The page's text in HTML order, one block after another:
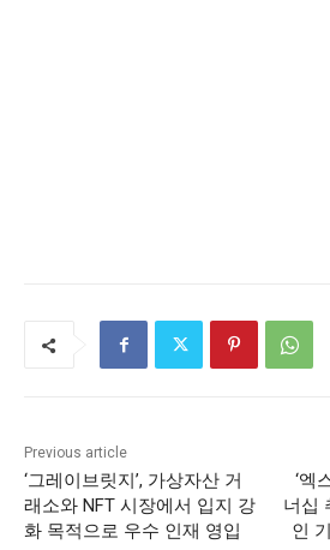
Previous article
‘그레이브릿지’, 가상자산 거
래소와 NFT 시장에서 입지 강
화 목적으로 우수 인재 영입
‘엑
너십
인